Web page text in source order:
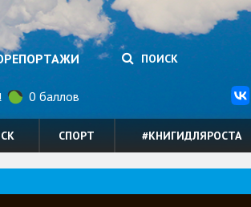
ПОИСК
0 баллов
СПОРТ #КНИГИДЛЯРОСТА